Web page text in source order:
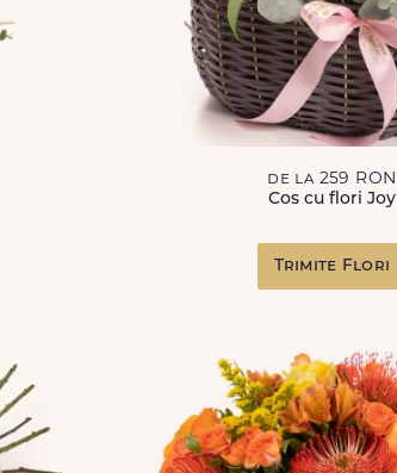
de la 259 RON
Cos cu flori Joy
Trimite Flori